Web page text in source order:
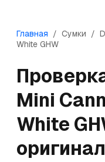
Главная / Сумки /
White GHW
Mini
White